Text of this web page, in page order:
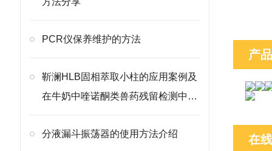
PCR仪保养维护的方法
靳澜HLB固相萃取小柱的应用案例及
在牛奶中喹诺酮类兽药残留检测中的
分液漏斗振荡器的使用方法介绍
产
在